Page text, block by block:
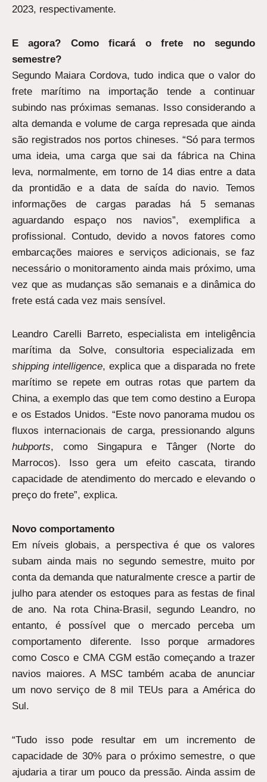
2023, respectivamente.
E agora? Como ficará o frete no segundo
semestre?
Segundo Maiara Cordova, tudo indica que o valor do
frete marítimo na importação tende a continuar
subindo nas próximas semanas. Isso considerando a
alta demanda e volume de carga represada que ainda
são registrados nos portos chineses. “Só para termos
uma ideia, uma carga que sai da fábrica na China
leva, normalmente, em torno de 14 dias entre a data
da prontidão e a data de saída do navio. Temos
informações de cargas paradas há 5 semanas
aguardando espaço nos navios”, exemplifica a
profissional. Contudo, devido a novos fatores como
embarcações maiores e serviços adicionais, se faz
necessário o monitoramento ainda mais próximo, uma
vez que as mudanças são semanais e a dinâmica do
frete está cada vez mais sensível.
Leandro Carelli Barreto, especialista em inteligência
marítima da Solve, consultoria especializada em
shipping intelligence, explica que a disparada no frete
marítimo se repete em outras rotas que partem da
China, a exemplo das que tem como destino a Europa
e os Estados Unidos. “Este novo panorama mudou os
fluxos internacionais de carga, pressionando alguns
hubports, como Singapura e Tânger (Norte do
Marrocos). Isso gera um efeito cascata, tirando
capacidade de atendimento do mercado e elevando o
preço do frete”, explica.
Novo comportamento
Em níveis globais, a perspectiva é que os valores
subam ainda mais no segundo semestre, muito por
conta da demanda que naturalmente cresce a partir de
julho para atender os estoques para as festas de final
de ano. Na rota China-Brasil, segundo Leandro, no
entanto, é possível que o mercado perceba um
comportamento diferente. Isso porque armadores
como Cosco e CMA CGM estão começando a trazer
navios maiores. A MSC também acaba de anunciar
um novo serviço de 8 mil TEUs para a América do
Sul.
“Tudo isso pode resultar em um incremento de
capacidade de 30% para o próximo semestre, o que
ajudaria a tirar um pouco da pressão. Ainda assim de